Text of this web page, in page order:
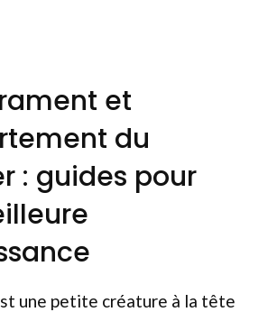
et
du
: guides pour
une petite créature à la tête